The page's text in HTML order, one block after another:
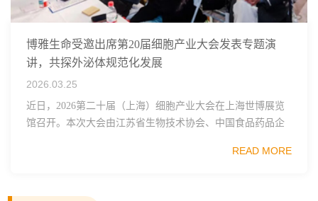
博雅生命受邀出席第20届细胞产业大会发表专题演
讲，共探外泌体规范化发展
2026.03.25
近日，2026第二十届（上海）细胞产业大会在上海世博展览
馆召开。本次大会由江苏省生物技术协会、中国食品药品企
范区生物医药行业协会、瑞士日内瓦长寿科学...
READ MORE